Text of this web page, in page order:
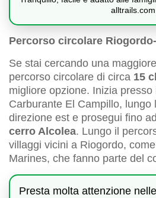
alltrails.com
Percorso circolare
Se stai cercando una
percorso circolare di circa 15
migliore opzione. Inizia presso
Carburante El Campillo, lungo
direzione est e prosegui fino
cerro Alcolea. Lungo il
villaggi vicini a Riogordo,
Marines, che fanno parte del
Presta molta attenzione